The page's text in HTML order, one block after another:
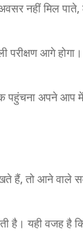
नहीं मिल
आगे होगा।
पहुंचना अपने आप
हैं, तो आने वाले
है। यही वजह है